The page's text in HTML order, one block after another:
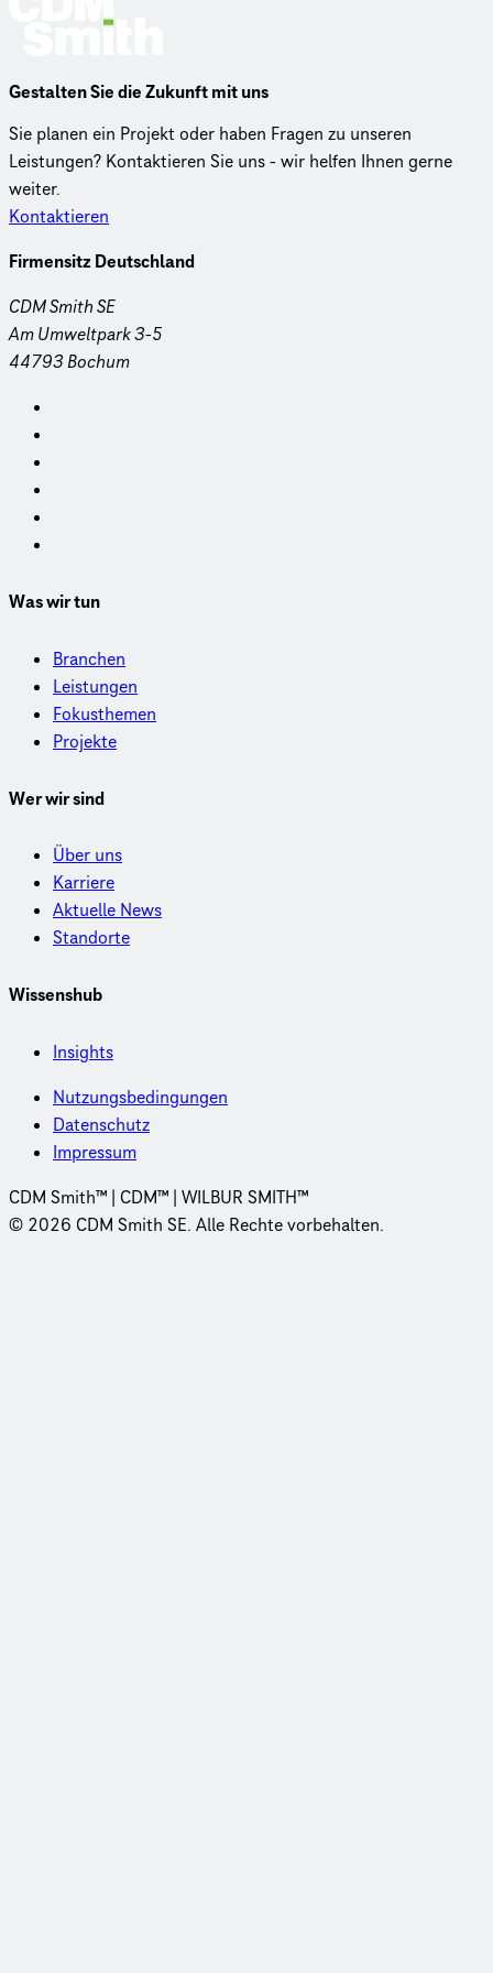
Gestalten Sie die Zukunft mit uns
Sie planen ein Projekt oder haben Fragen zu unseren
Leistungen? Kontaktieren Sie uns - wir helfen Ihnen gerne
weiter.
Kontaktieren
Firmensitz Deutschland
CDM Smith SE
Am Umweltpark 3-5
44793 Bochum
Was wir tun
Branchen
Leistungen
Fokusthemen
Projekte
Wer wir sind
Über uns
Karriere
Aktuelle News
Standorte
Wissenshub
Insights
Nutzungsbedingungen
Datenschutz
Impressum
CDM Smith™ | CDM™ | WILBUR SMITH™
© 2026 CDM Smith SE. Alle Rechte vorbehalten.